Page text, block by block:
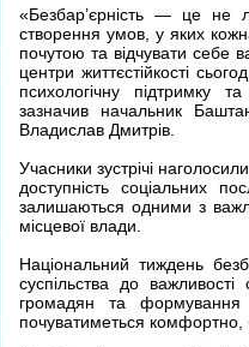
«Безбар’єрність — це не
створення умов, у яких
почутою та відчувати себе
центри життєстійкості
психологічну підтримку
зазначив начальник
Владислав Дмитрів.
Учасники зустрічі
доступність соціальних
залишаються одними з
місцевої влади.
Національний тиждень
суспільства до
громадян та
почуватиметься комфортно,